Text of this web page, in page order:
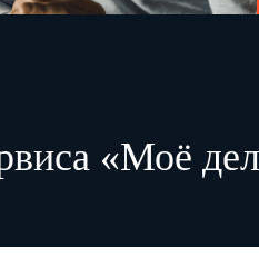
В случае направления формы
«Моё